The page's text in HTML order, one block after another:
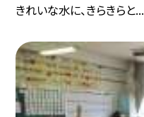
きれいな水に、きらきらと...